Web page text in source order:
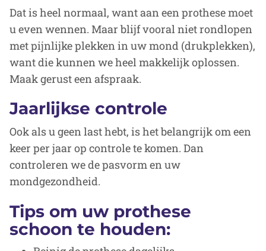
Dat is heel normaal, want aan een prothese moet
u even wennen. Maar blijf vooral niet rondlopen
met pijnlijke plekken in uw mond (drukplekken),
want die kunnen we heel makkelijk oplossen.
Maak gerust een afspraak.
Jaarlijkse controle
Ook als u geen last hebt, is het belangrijk om een
keer per jaar op controle te komen. Dan
controleren we de pasvorm en uw
mondgezondheid.
Tips om uw prothese
schoon te houden: